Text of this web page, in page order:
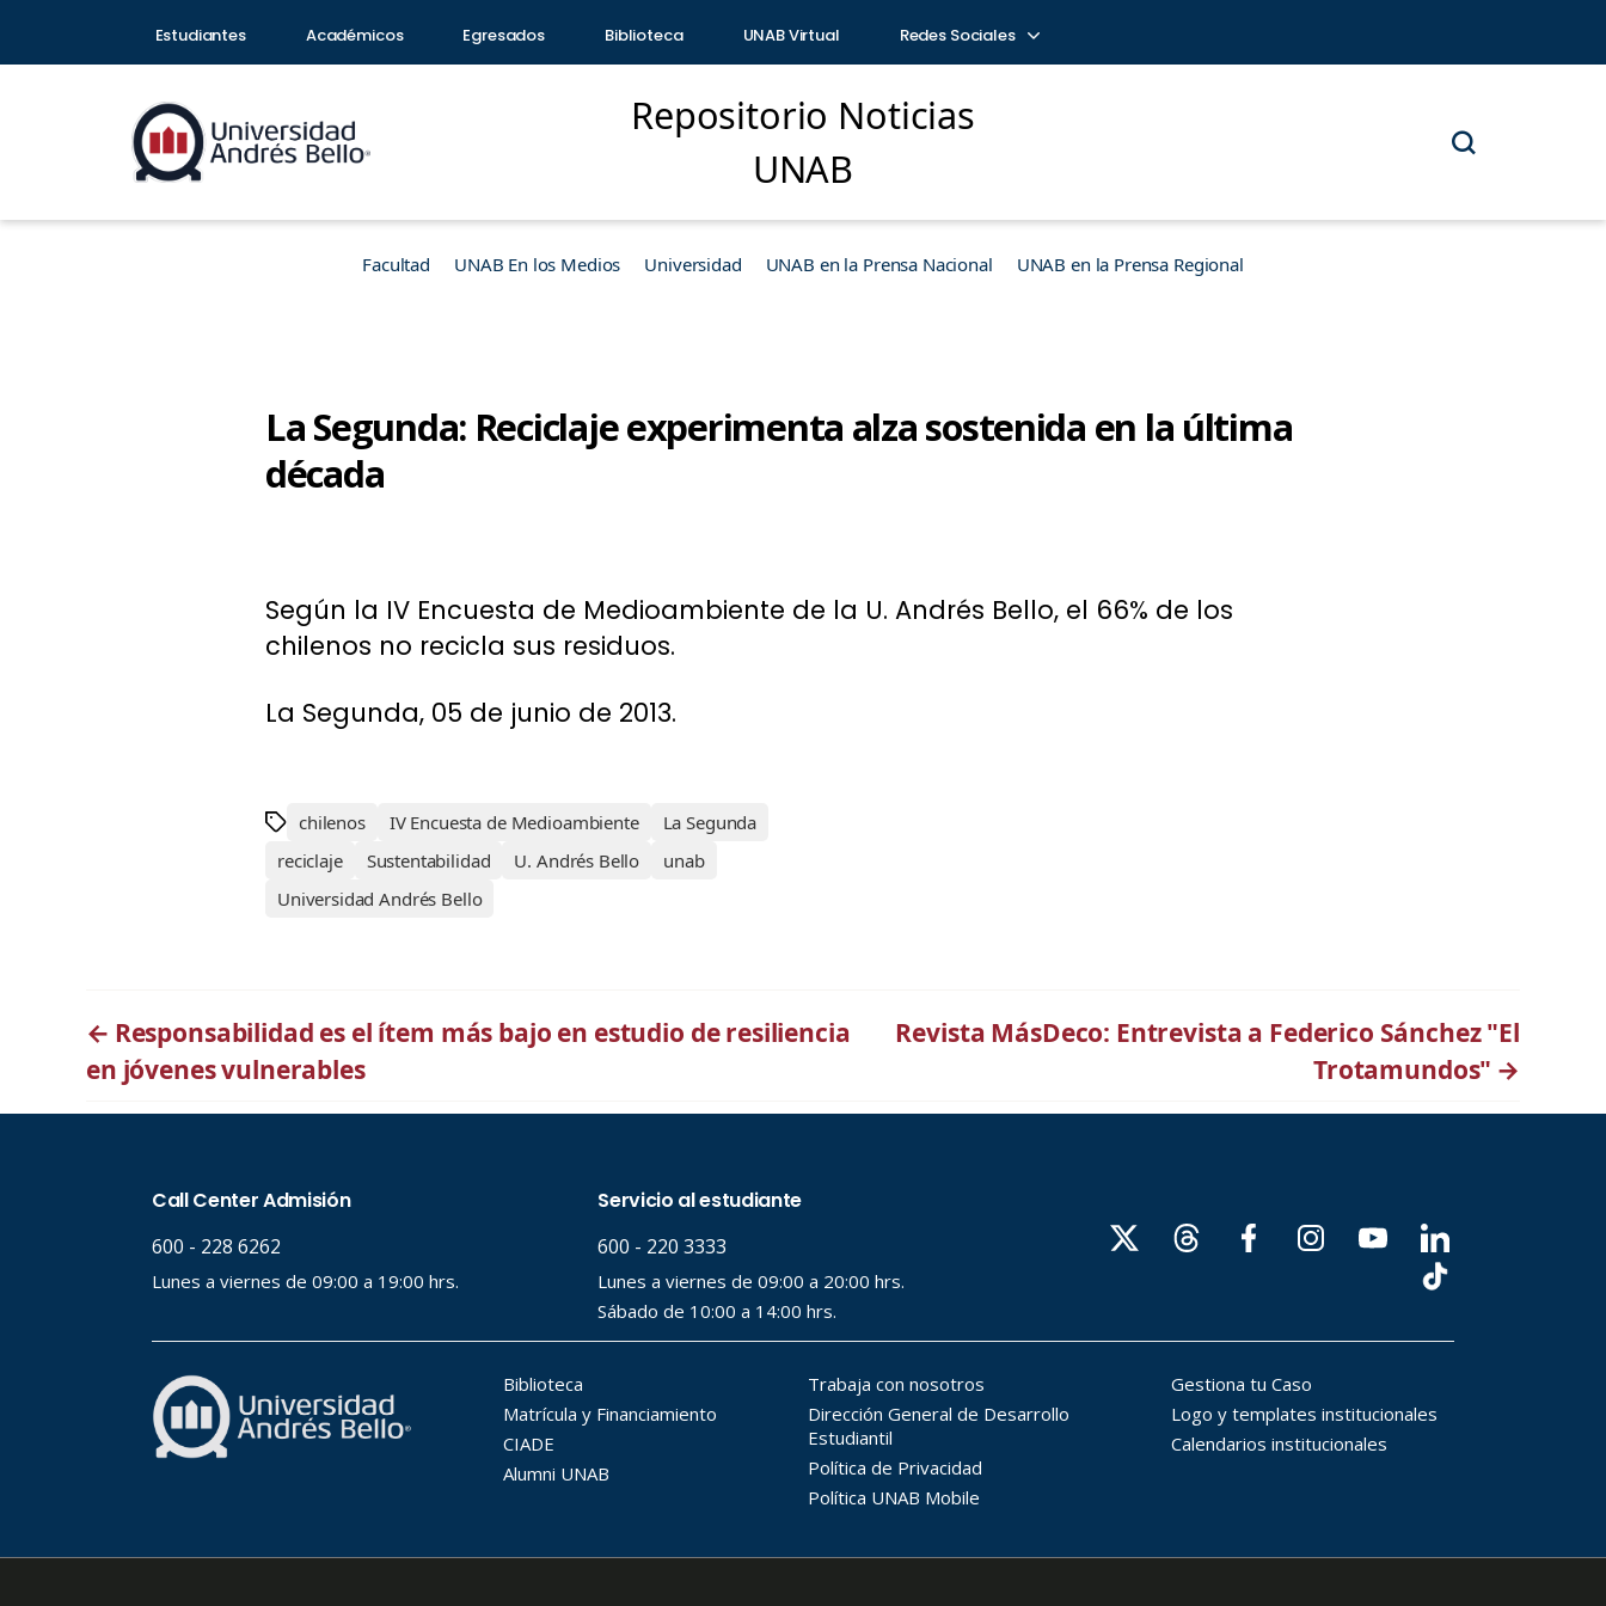
Estudiantes Académicos Egresados Biblioteca UNAB Virtual Redes Sociales
Repositorio Noticias
UNAB
Facultad UNAB En los Medios Universidad UNAB en la Prensa Nacional UNAB en la Prensa Regional
La Segunda: Reciclaje experimenta alza sostenida en la última
década
Según la IV Encuesta de Medioambiente de la U. Andrés Bello, el 66% de los
chilenos no recicla sus residuos.
La Segunda, 05 de junio de 2013.
chilenos IV Encuesta de Medioambiente
La Segunda
reciclaje
Sustentabilidad U. Andrés Bello
unab
Universidad Andrés Bello
← Responsabilidad es el ítem más bajo en estudio de resiliencia
en jóvenes vulnerables
Revista MásDeco: Entrevista a Federico Sánchez "El
Trotamundos" →